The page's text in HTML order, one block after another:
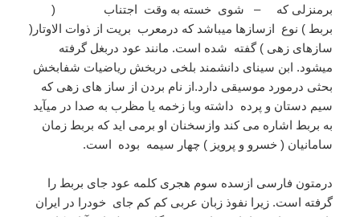
برمنزلی که – شوی خسته به وقت اجتناب (
بربط ) نوع ازسازها میباشد که درمعرب بریت از ذوات الاوتار(
سازهای زهی ) گفته شده است. مانند عود دربغل گرفته
میشود. ابن سینای دانشمند بلخی دربخش ریاضیات شفابخش
بحثی درمورد موسیقی دارد.از نام بردن از ساز های زهی که
سیم دستان و پرده داشته وبا زخمه یا مظرب به صدا در میآید
به بربط اشاره می کند وازسخنان او برمی اید که بربط زمان
سامانیان ( خسرو و پرویز ) چهار سیمه بوده است.
درمتون فارسی ازسده سوم هجری کلمه عود جای بربط را
گرفته است. زیرا نفوذ زبان عربی کم کم جای خودرا در ایران